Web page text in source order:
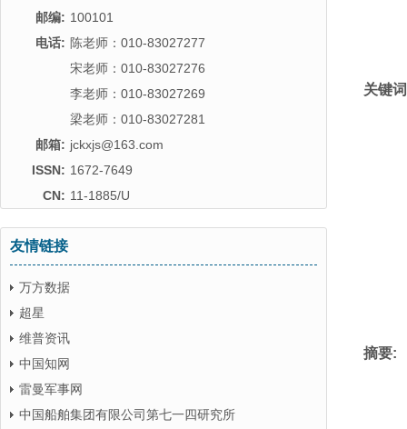
邮编: 100101
电话: 陈老师：010-83027277
宋老师：010-83027276
李老师：010-83027269
梁老师：010-83027281
邮箱: jckxjs@163.com
ISSN: 1672-7649
CN: 11-1885/U
友情链接
万方数据
超星
维普资讯
中国知网
雷曼军事网
中国船舶集团有限公司第七一四研究所
关键
摘要: